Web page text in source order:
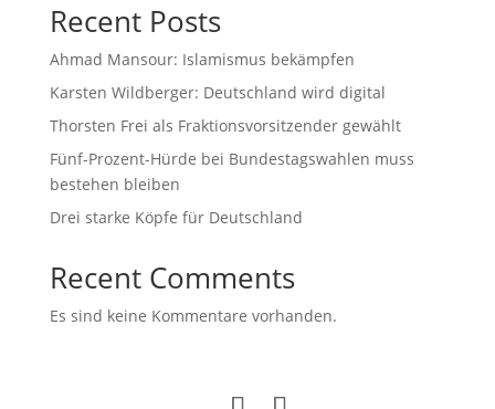
Recent Posts
Ahmad Mansour: Islamismus bekämpfen
Karsten Wildberger: Deutschland wird digital
Thorsten Frei als Fraktionsvorsitzender gewählt
Fünf-Prozent-Hürde bei Bundestagswahlen muss
bestehen bleiben
Drei starke Köpfe für Deutschland
Recent Comments
Es sind keine Kommentare vorhanden.